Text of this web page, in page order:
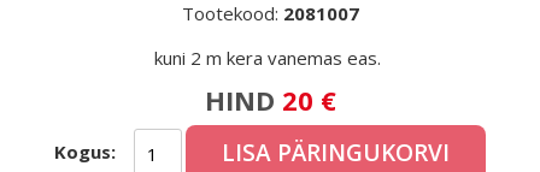
Tootekood: 2081007
kuni 2 m kera vanemas eas.
HIND 20 €
Kogus: LISA PÄRINGUKORVI